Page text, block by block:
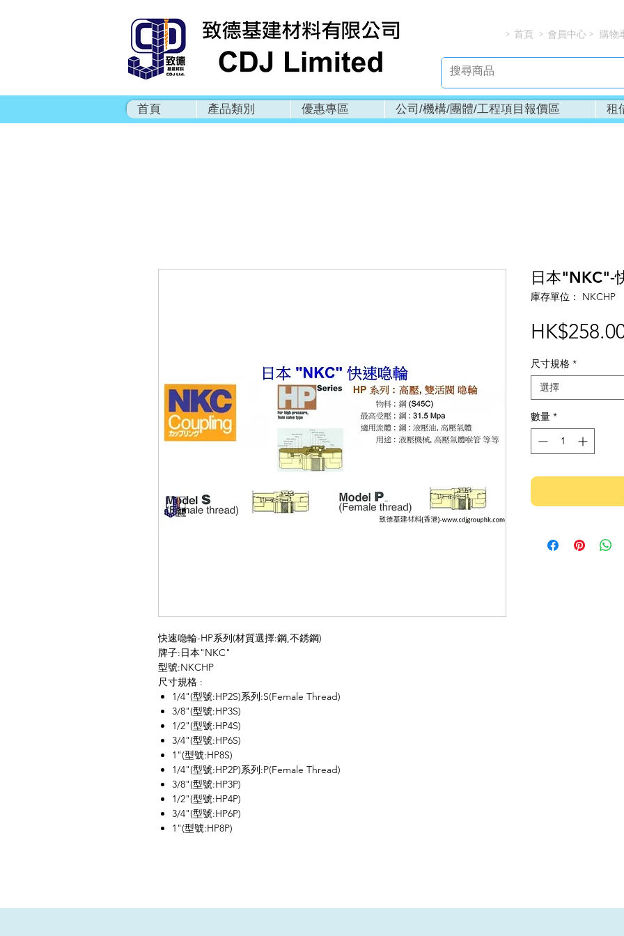
> > >
首頁 會員中心 購物
首頁 產品類別 優惠專區 公司/機構/團體/工程項目報價區 租
快速喼輪-HP系列(材質選擇:鋼,不銹鋼)
牌子:日本"NKC"
型號:NKCHP
尺寸規格 :
1/4"(型號:HP2S)系列:S(Female Thread)
3/8"(型號:HP3S)
1/2"(型號:HP4S)
3/4"(型號:HP6S)
1"(型號:HP8S)
1/4"(型號:HP2P)系列:P(Female Thread)
3/8"(型號:HP3P)
1/2"(型號:HP4P)
3/4"(型號:HP6P)
1"(型號:HP8P)
日本"NKC"-
庫存單位： NKCHP
尺寸規格 *
選擇
數量 *